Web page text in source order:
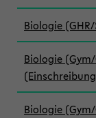
Biologie
Biologie
Biologie